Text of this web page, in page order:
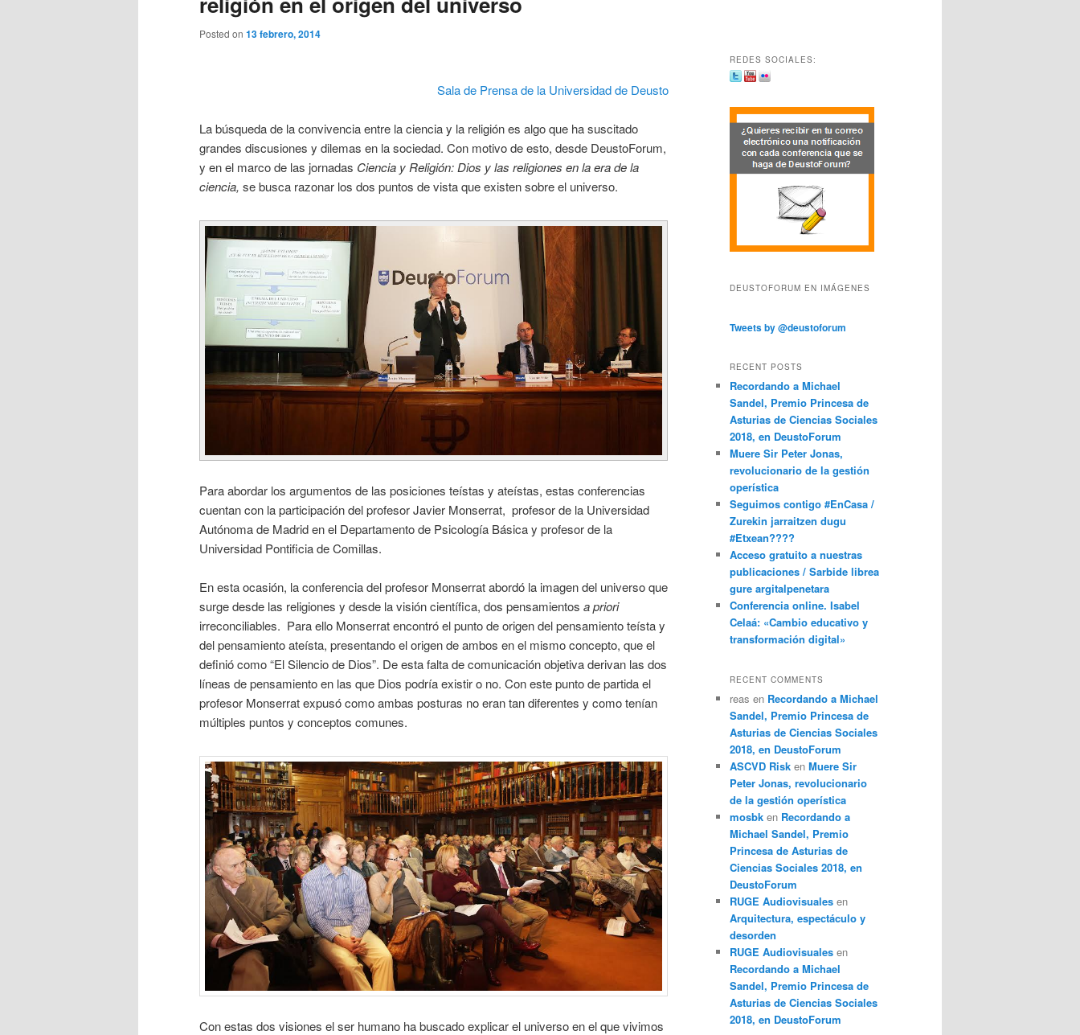
Posted on 13 febrero, 2014
Sala de Prensa de la Universidad de Deusto
La búsqueda de la convivencia entre la ciencia y la religión es algo que ha suscitado
grandes discusiones y dilemas en la sociedad. Con motivo de esto, desde DeustoForum,
y en el marco de las jornadas Ciencia y Religión: Dios y las religiones en la era de la
ciencia, se busca razonar los dos puntos de vista que existen sobre el universo.
Para abordar los argumentos de las posiciones teístas y ateístas, estas conferencias
cuentan con la participación del profesor Javier Monserrat, profesor de la Universidad
Autónoma de Madrid en el Departamento de Psicología Básica y profesor de la
Universidad Pontificia de Comillas.
En esta ocasión, la conferencia del profesor Monserrat abordó la imagen del universo que
surge desde las religiones y desde la visión científica, dos pensamientos a priori
irreconciliables. Para ello Monserrat encontró el punto de origen del pensamiento teísta y
del pensamiento ateísta, presentando el origen de ambos en el mismo concepto, que el
definió como “El Silencio de Dios”. De esta falta de comunicación objetiva derivan las dos
líneas de pensamiento en las que Dios podría existir o no. Con este punto de partida el
profesor Monserrat expusó como ambas posturas no eran tan diferentes y como tenían
múltiples puntos y conceptos comunes.
Con estas dos visiones el ser humano ha buscado explicar el universo en el que vivimos
REDES SOCIALES:
DEUSTOFORUM EN IMÁGENES
Tweets by @deustoforum
RECENT POSTS
Recordando a Michael
Sandel, Premio Princesa de
Asturias de Ciencias Sociales
2018, en DeustoForum
Muere Sir Peter Jonas,
revolucionario de la gestión
operística
Seguimos contigo #EnCasa /
Zurekin jarraitzen dugu
#Etxean????
Acceso gratuito a nuestras
publicaciones / Sarbide librea
gure argitalpenetara
Conferencia online. Isabel
Celaá: «Cambio educativo y
transformación digital»
RECENT COMMENTS
reas en Recordando a Michael
Sandel, Premio Princesa de
Asturias de Ciencias Sociales
2018, en DeustoForum
ASCVD Risk en Muere Sir
Peter Jonas, revolucionario
de la gestión operística
mosbk en Recordando a
Michael Sandel, Premio
Princesa de Asturias de
Ciencias Sociales 2018, en
DeustoForum
RUGE Audiovisuales en
Arquitectura, espectáculo y
desorden
RUGE Audiovisuales en
Recordando a Michael
Sandel, Premio Princesa de
Asturias de Ciencias Sociales
2018, en DeustoForum